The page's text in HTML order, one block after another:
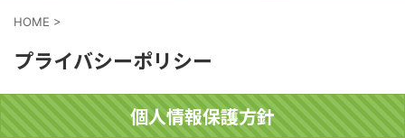
HOME >
プライバシーポリシー
個人情報保護方針